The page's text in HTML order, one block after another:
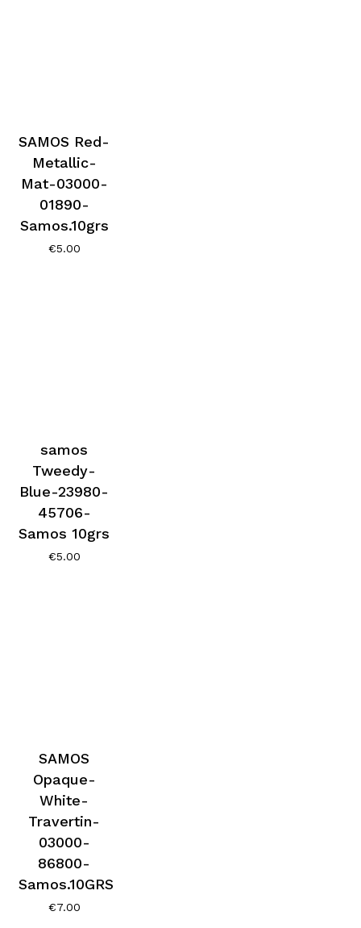
SAMOS Red-
Metallic-
Mat-03000-
01890-
Samos.10grs
€5.00
samos
Tweedy-
Blue-23980-
45706-
Samos 10grs
€5.00
SAMOS
Opaque-
White-
Travertin-
03000-
86800-
Samos.10GRS
€7.00